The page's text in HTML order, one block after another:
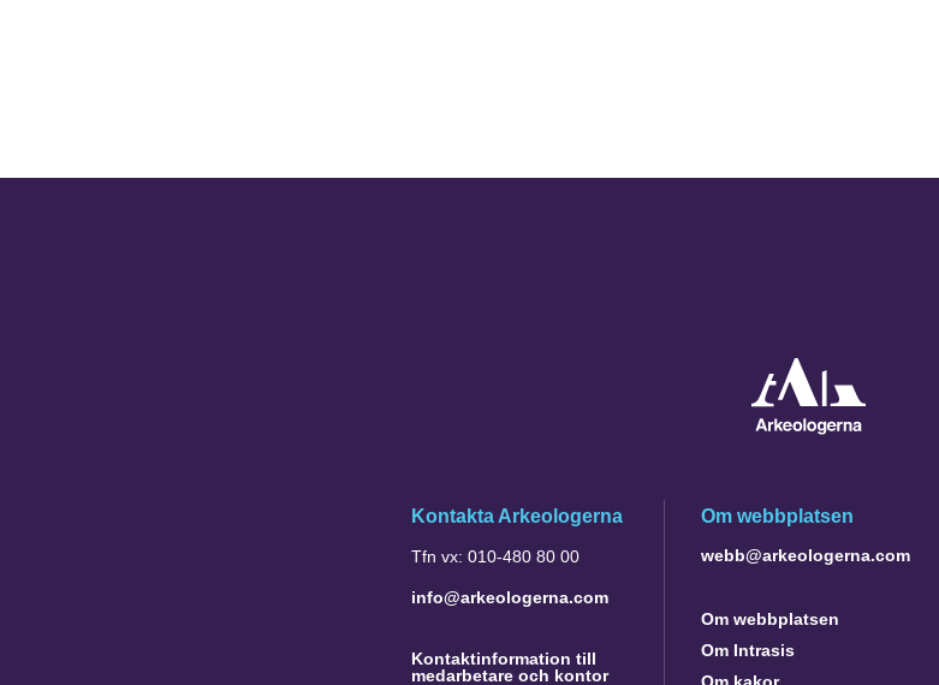
Kontakta Arkeologerna
Tfn vx: 010-480 80 00
info@arkeologerna.com
Kontaktinformation till
medarbetare och kontor
Om webbplatsen
webb@arkeologerna.com
Om webbplatsen
Om Intrasis